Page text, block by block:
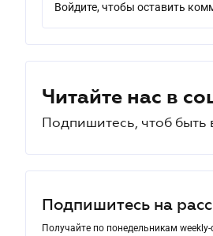
Войдите, чтобы оставить
Читайте нас в
Подпишитесь, чтоб быть
Подпишитесь на
Получайте по понедельникам